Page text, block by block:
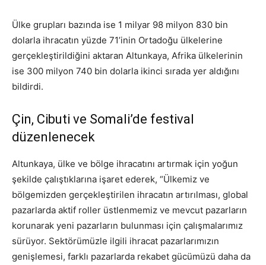
Ülke grupları bazında ise 1 milyar 98 milyon 830 bin
dolarla ihracatın yüzde 71’inin Ortadoğu ülkelerine
gerçekleştirildiğini aktaran Altunkaya, Afrika ülkelerinin
ise 300 milyon 740 bin dolarla ikinci sırada yer aldığını
bildirdi.
Çin, Cibuti ve Somali’de festival
düzenlenecek
Altunkaya, ülke ve bölge ihracatını artırmak için yoğun
şekilde çalıştıklarına işaret ederek, “Ülkemiz ve
bölgemizden gerçekleştirilen ihracatın artırılması, global
pazarlarda aktif roller üstlenmemiz ve mevcut pazarların
korunarak yeni pazarların bulunması için çalışmalarımız
sürüyor. Sektörümüzle ilgili ihracat pazarlarımızın
genişlemesi, farklı pazarlarda rekabet gücümüzü daha da